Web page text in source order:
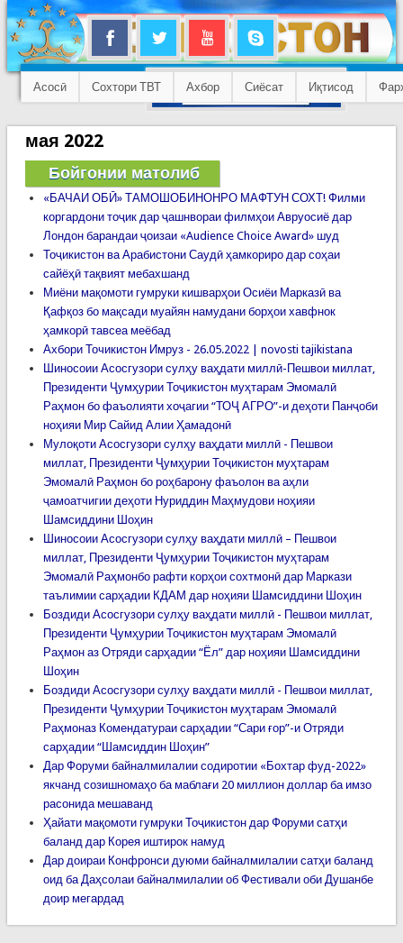
Асосӣ Сохтори ТВТ Ахбор Сиёсат Иқтисод
мая 2022
Бойгонии матолиб
«БАЧАИ ОБӢ» ТАМОШОБИНОНРО МАФТУН СОХТ! Филми
коргардони тоҷик дар ҷашнвораи филмҳои Авруосиё дар
Лондон барандаи ҷоизаи «Audience Choice Award» шуд
Тоҷикистон ва Арабистони Саудӣ ҳамкориро дар соҳаи
сайёҳӣ тақвият мебахшанд
Миёни мақомоти гумруки кишварҳои Осиёи Марказӣ ва
Қафқоз бо мақсади муайян намудани борҳои хавфнок
ҳамкорӣ тавсеа меёбад
Ахбори Точикистон Имруз - 26.05.2022 | novosti tajikistana
Шиносоии Асосгузори сулҳу ваҳдати миллӣ-Пешвои миллат,
Президенти Ҷумҳурии Тоҷикистон муҳтарам Эмомалӣ
Раҳмон бо фаъолияти хоҷагии “ТОҶ АГРО”-и деҳоти Панҷоби
ноҳияи Мир Сайид Алии Ҳамадонӣ
Мулоқоти Асосгузори сулҳу ваҳдати миллӣ - Пешвои
миллат, Президенти Ҷумҳурии Тоҷикистон муҳтарам
Эмомалӣ Раҳмон бо роҳбарону фаъолон ва аҳли
ҷамоатчигии деҳоти Нуриддин Маҳмудови ноҳияи
Шамсиддини Шоҳин
Шиносоии Асосгузори сулҳу ваҳдати миллӣ – Пешвои
миллат, Президенти Ҷумҳурии Тоҷикистон муҳтарам
Эмомалӣ Раҳмонбо рафти корҳои сохтмонӣ дар Маркази
таълимии сарҳадии КДАМ дар ноҳияи Шамсиддини Шоҳин
Боздиди Асосгузори сулҳу ваҳдати миллӣ - Пешвои миллат,
Президенти Ҷумҳурии Тоҷикистон муҳтарам Эмомалӣ
Раҳмон аз Отряди сарҳадии “Ёл” дар ноҳияи Шамсиддини
Шоҳин
Боздиди Асосгузори сулҳу ваҳдати миллӣ - Пешвои миллат,
Президенти Ҷумҳурии Тоҷикистон муҳтарам Эмомалӣ
Раҳмоназ Комендатураи сарҳадии “Сари ғор”-и Отряди
сарҳадии “Шамсиддин Шоҳин”
Дар Форуми байналмилалии содиротии «Бохтар фуд-2022»
якчанд созишномаҳо ба маблағи 20 миллион доллар ба имзо
расонида мешаванд
Ҳайати мақомоти гумруки Тоҷикистон дар Форуми сатҳи
баланд дар Корея иштирок намуд
Дар доираи Конфронси дуюми байналмилалии сатҳи баланд
оид ба Даҳсолаи байналмилалии об Фестивали оби Душанбе
доир мегардад